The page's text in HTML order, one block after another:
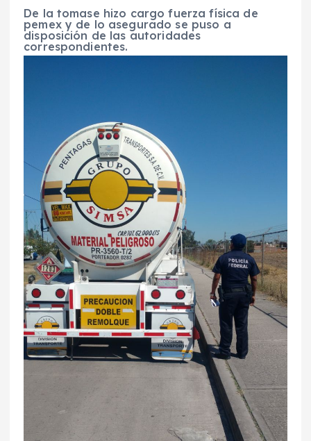
De la tomase hizo cargo fuerza física de
pemex y de lo asegurado se puso a
disposición de las autoridades
correspondientes.